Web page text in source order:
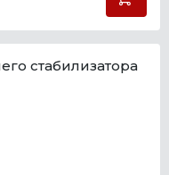
стабилизатора